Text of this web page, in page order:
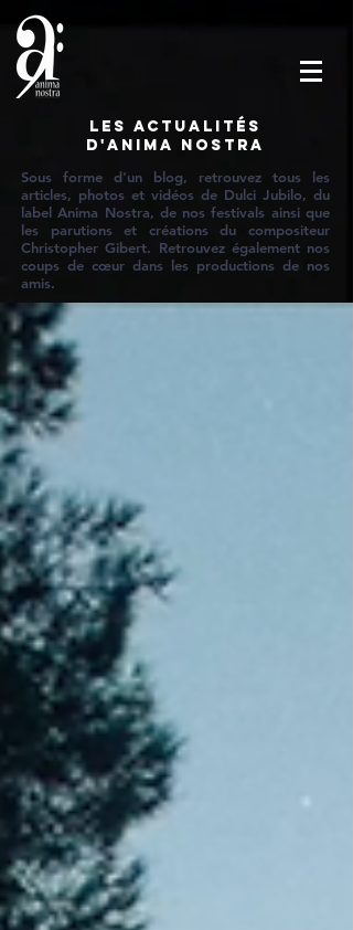
Les actualités
d'Anima Nostra
Sous forme d'un blog, retrouvez tous les
articles, photos et vidéos de Dulci Jubilo, du
label Anima Nostra, de nos festivals ainsi que
les parutions et créations du compositeur
Christopher Gibert. Retrouvez également nos
coups de cœur dans les productions de nos
amis.